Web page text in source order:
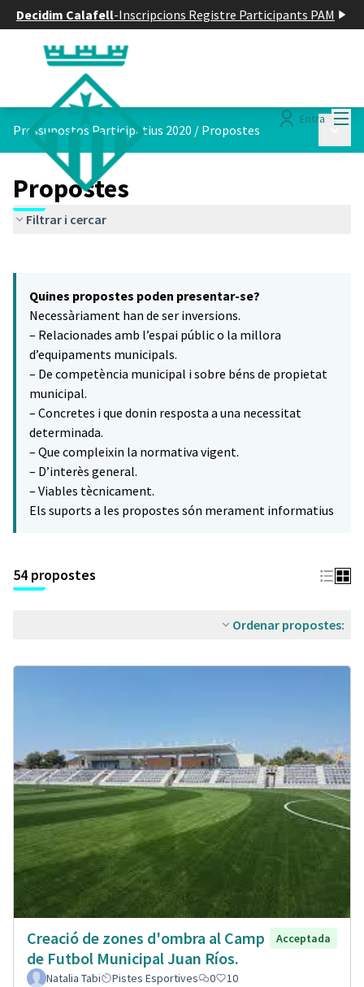
Decidim Calafell-Inscripcions Registre Participants PAM
Entra
Pressupostos Participatius 2020 / Propostes
Propostes
Filtrar i cercar
−
Quines propostes poden presentar-se?
Necessàriament han de ser inversions.
– Relacionades amb l’espai públic o la millora
d’equipaments municipals.
– De competència municipal i sobre béns de propietat
municipal.
– Concretes i que donin resposta a una necessitat
determinada.
– Que compleixin la normativa vigent.
– D’interès general.
– Viables tècnicament.
Els suports a les propostes són merament informatius
54 propostes
Ordenar propostes:
Creació de zones d'ombra al Camp
de Futbol Municipal Juan Ríos.
Acceptada
Natalia Tabi Pistes Esportives 0 10